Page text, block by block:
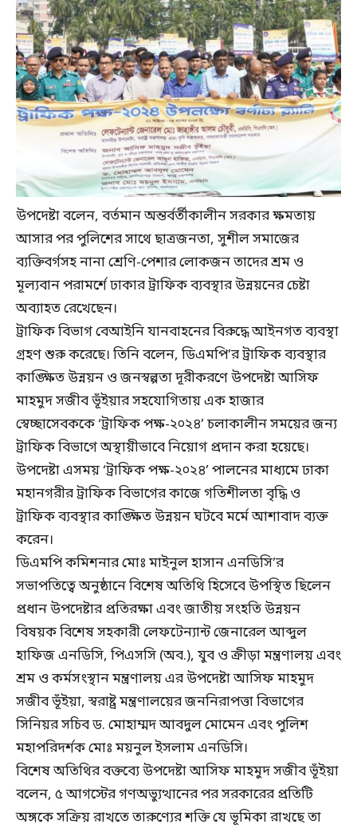
উপদেষ্টা বলেন, বর্তমান অন্তর্বর্তীকালীন সরকার ক্ষমতায়
আসার পর পুলিশের সাথে ছাত্রজনতা, সুশীল সমাজের
ব্যক্তিবর্গসহ নানা শ্রেণি-পেশার লোকজন তাদের শ্রম ও
মূল্যবান পরামর্শে ঢাকার ট্রাফিক ব্যবস্থার উন্নয়নের চেষ্টা
অব্যাহত রেখেছেন।
ট্রাফিক বিভাগ বেআইনি যানবাহনের বিরুদ্ধে আইনগত ব্যবস্থা
গ্রহণ শুরু করেছে। তিনি বলেন, ডিএমপি’র ট্রাফিক ব্যবস্থার
কাঙ্ক্ষিত উন্নয়ন ও জনস্বল্পতা দূরীকরণে উপদেষ্টা আসিফ
মাহমুদ সজীব ভূঁইয়ার সহযোগিতায় এক হাজার
স্বেচ্ছাসেবককে ‘ট্রাফিক পক্ষ-২০২৪’ চলাকালীন সময়ের জন্য
ট্রাফিক বিভাগে অস্থায়ীভাবে নিয়োগ প্রদান করা হয়েছে।
উপদেষ্টা এসময় ‘ট্রাফিক পক্ষ-২০২৪’ পালনের মাধ্যমে ঢাকা
মহানগরীর ট্রাফিক বিভাগের কাজে গতিশীলতা বৃদ্ধি ও
ট্রাফিক ব্যবস্থার কাঙ্ক্ষিত উন্নয়ন ঘটবে মর্মে আশাবাদ ব্যক্ত
করেন।
ডিএমপি কমিশনার মোঃ মাইনুল হাসান এনডিসি’র
সভাপতিত্বে অনুষ্ঠানে বিশেষ অতিথি হিসেবে উপস্থিত ছিলেন
প্রধান উপদেষ্টার প্রতিরক্ষা এবং জাতীয় সংহতি উন্নয়ন
বিষয়ক বিশেষ সহকারী লেফটেন্যান্ট জেনারেল আব্দুল
হাফিজ এনডিসি, পিএসসি (অব.), যুব ও ক্রীড়া মন্ত্রণালয় এবং
শ্রম ও কর্মসংস্থান মন্ত্রণালয় এর উপদেষ্টা আসিফ মাহমুদ
সজীব ভূঁইয়া, স্বরাষ্ট্র মন্ত্রণালয়ের জননিরাপত্তা বিভাগের
সিনিয়র সচিব ড. মোহাম্মদ আবদুল মোমেন এবং পুলিশ
মহাপরিদর্শক মোঃ ময়নুল ইসলাম এনডিসি।
বিশেষ অতিথির বক্তব্যে উপদেষ্টা আসিফ মাহমুদ সজীব ভূঁইয়া
বলেন, ৫ আগস্টের গণঅভ্যুত্থানের পর সরকারের প্রতিটি
অঙ্গকে সক্রিয় রাখতে তারুণ্যের শক্তি যে ভূমিকা রাখছে তা